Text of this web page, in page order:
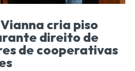
cria piso
direito de
de cooperativas